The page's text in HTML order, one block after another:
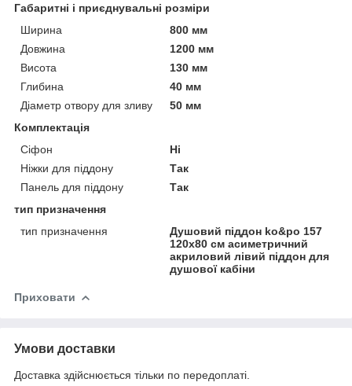
Габаритні і приєднувальні розміри
Ширина
800 мм
Довжина
1200 мм
Висота
130 мм
Глибина
40 мм
Діаметр отвору для зливу
50 мм
Комплектація
Сіфон
Ні
Ніжки для піддону
Так
Панель для піддону
Так
тип призначення
тип призначення
Душовий піддон ko&po 157
120х80 см асиметричний
акриловий лівий піддон для
душової кабіни
Приховати
Умови доставки
Доставка здійснюється тільки по передоплаті.